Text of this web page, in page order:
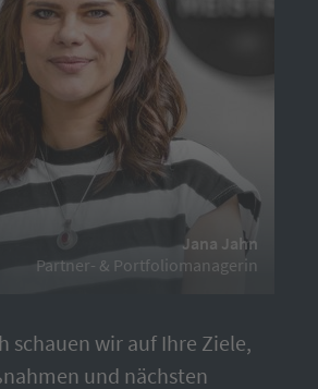
Jana Jahn
Partner- & Portfoliomanagerin
schauen wir auf Ihre Ziele,
und nächsten